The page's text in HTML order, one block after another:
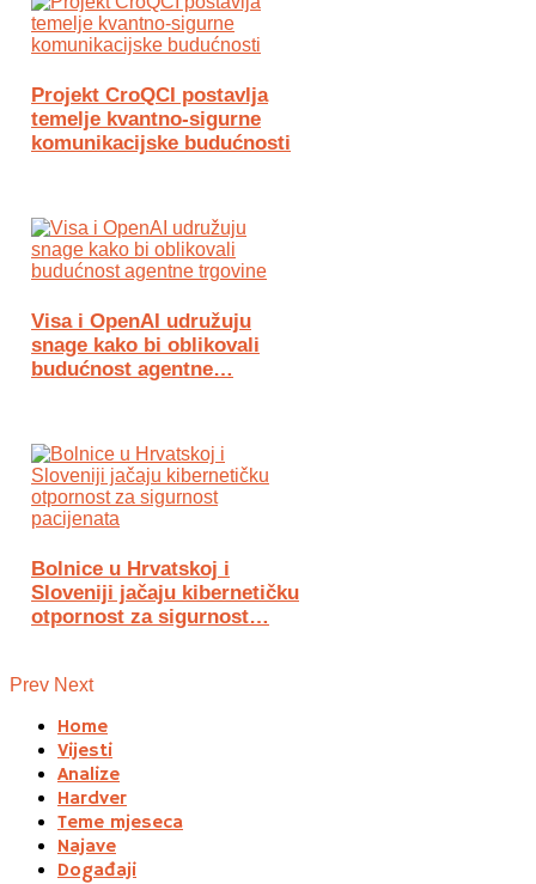
Projekt CroQCI postavlja
temelje kvantno-sigurne
komunikacijske budućnosti
Visa i OpenAI udružuju
snage kako bi oblikovali
budućnost agentne…
Bolnice u Hrvatskoj i
Sloveniji jačaju kibernetičku
otpornost za sigurnost…
Prev Next
Home
Vijesti
Analize
Hardver
Teme mjeseca
Najave
Događaji